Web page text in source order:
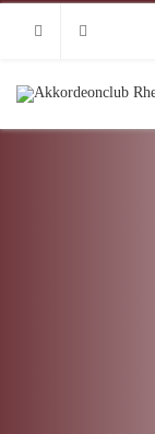
InstagramFacebook